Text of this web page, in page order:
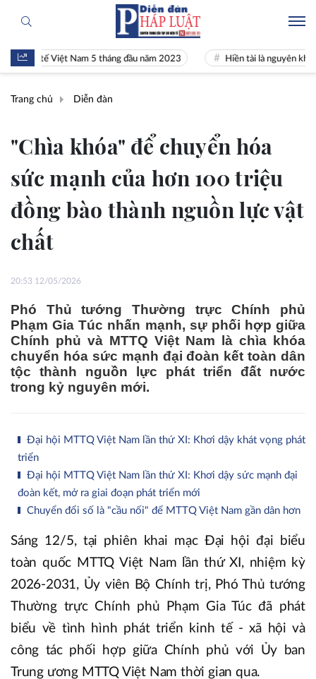
Việt Nam 5 tháng đầu năm 2023 Hiền tài là nguyên khí Quốc gia
Trang chủ Diễn đàn
"Chìa khóa" để chuyển hóa
sức mạnh của hơn 100 triệu
đồng bào thành nguồn lực vật
chất
20:53 12/05/2026
Phó Thủ tướng Thường trực Chính phủ
Phạm Gia Túc nhấn mạnh, sự phối hợp giữa
Chính phủ và MTTQ Việt Nam là chìa khóa
chuyển hóa sức mạnh đại đoàn kết toàn dân
tộc thành nguồn lực phát triển đất nước
trong kỷ nguyên mới.
Đại hội MTTQ Việt Nam lần thứ XI: Khơi dậy khát vọng phát
triển
Đại hội MTTQ Việt Nam lần thứ XI: Khơi dậy sức mạnh đại
đoàn kết, mở ra giai đoạn phát triển mới
Chuyển đổi số là "cầu nối" để MTTQ Việt Nam gần dân hơn
Sáng 12/5, tại phiên khai mạc Đại hội đại biểu
toàn quốc MTTQ Việt Nam lần thứ XI, nhiệm kỳ
2026-2031, Ủy viên Bộ Chính trị, Phó Thủ tướng
Thường trực Chính phủ Phạm Gia Túc đã phát
biểu về tình hình phát triển kinh tế - xã hội và
công tác phối hợp giữa Chính phủ với Ủy ban
Trung ương MTTQ Việt Nam thời gian qua.